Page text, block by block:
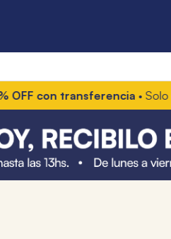
con transferencia• Solo online